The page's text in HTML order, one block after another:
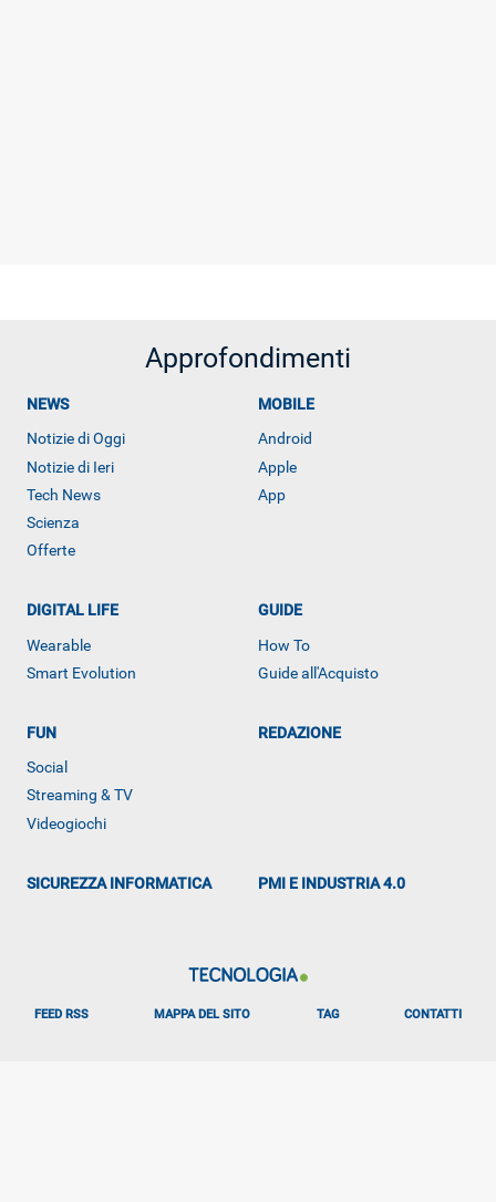
Approfondimenti
NEWS
Notizie di Oggi
Notizie di Ieri
Tech News
Scienza
Offerte
MOBILE
Android
Apple
App
DIGITAL LIFE
Wearable
Smart Evolution
GUIDE
How To
Guide all'Acquisto
FUN
Social
Streaming & TV
Videogiochi
REDAZIONE
SICUREZZA INFORMATICA PMI E INDUSTRIA 4.0
FEED RSS MAPPA DEL SITO TAG CONTATTI